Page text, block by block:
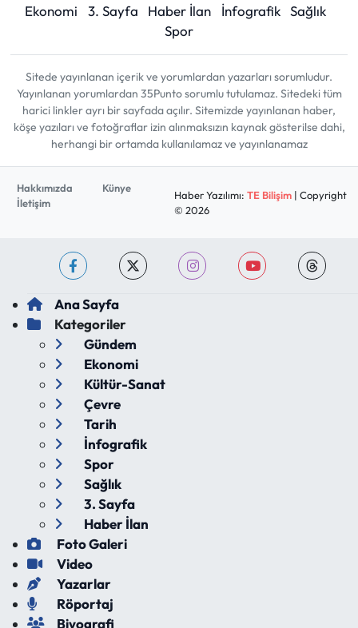
Ekonomi
3. Sayfa Haber İlan İnfografik Sağlık
Spor
Sitede yayınlanan içerik ve yorumlardan yazarları sorumludur.
Yayınlanan yorumlardan 35Punto sorumlu tutulamaz. Sitedeki tüm
harici linkler ayrı bir sayfada açılır. Sitemizde yayınlanan haber,
köşe yazıları ve fotoğraflar izin alınmaksızın kaynak gösterilse dahi,
herhangi bir ortamda kullanılamaz ve yayınlanamaz
Hakkımızda
Künye
İletişim
Haber Yazılımı: TE Bilişim| Copyright
© 2026
Ana Sayfa
Kategoriler
Gündem
Ekonomi
Kültür-Sanat
Çevre
Tarih
İnfografik
Spor
Sağlık
3. Sayfa
Haber İlan
Foto Galeri
Video
Yazarlar
Röportaj
Biyografi